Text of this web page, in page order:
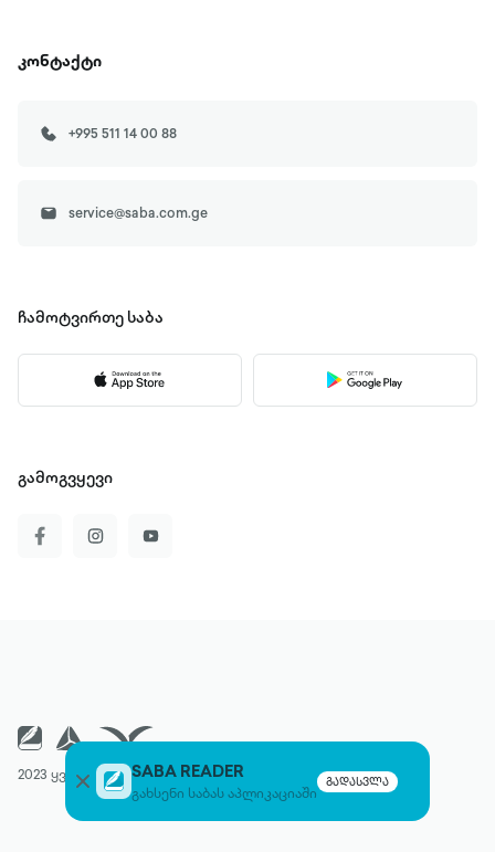
SABA READER
გახსენი საბას აპლიკაციაში
გადასვლა
კონტაქტი
+995 511 14 00 88
service@saba.com.ge
ჩამოტვირთე საბა
გამოგვყევი
2023 ყველა უფლება დაცულია